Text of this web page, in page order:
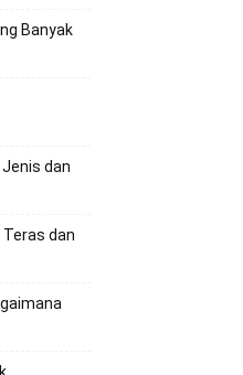
Banyak
dan
dan